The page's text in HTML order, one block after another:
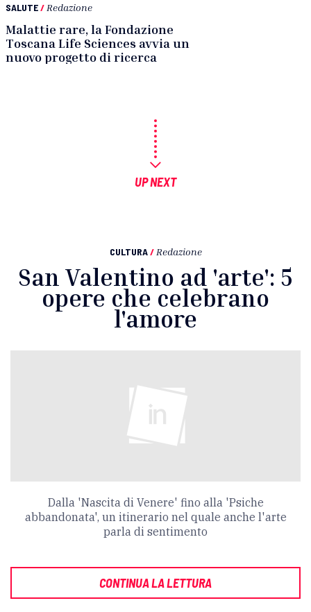
SALUTE/ Redazione
Malattie rare, la Fondazione
Toscana Life Sciences avvia un
nuovo progetto di ricerca
UP NEXT
CULTURA / Redazione
San Valentino ad 'arte': 5
opere che celebrano
l'amore
Dalla 'Nascita di Venere' fino alla 'Psiche
abbandonata', un itinerario nel quale anche l'arte
parla di sentimento
CONTINUA LA LETTURA